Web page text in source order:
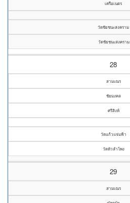
เครือเนตร
วัดชัยชนะสงคราม
วัดชัยชนะสงคราม
28
สามเณร
ชัยมงคล
ศรีสิงห์
วัดแก้วแจ่มฟ้า
วัดหัวลำโพง
29
สามเณร